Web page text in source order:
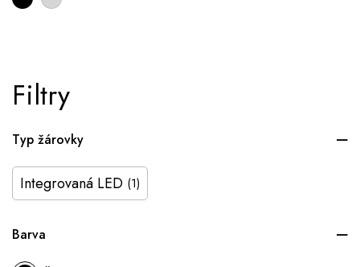
Filtry
Typ žárovky
Integrovaná LED (1)
Barva